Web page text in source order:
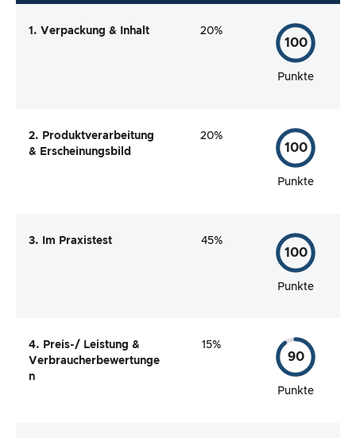
1. Verpackung & Inhalt 20%
100
Punkte
2. Produktverarbeitung
& Erscheinungsbild
20%
100
Punkte
3. Im Praxistest 45%
100
Punkte
4. Preis-/ Leistung &
Verbraucherbewertunge
n
15%
90
Punkte